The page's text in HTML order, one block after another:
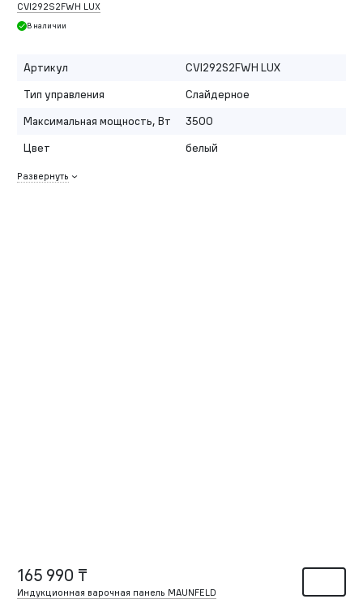
CVI292S2FWH LUX
В наличии
Артикул
CVI292S2FWH LUX
Тип управления
Слайдерное
Максимальная мощность, Вт
3500
Цвет
белый
Развернуть
165 990 ₸
Индукционная варочная панель MAUNFELD